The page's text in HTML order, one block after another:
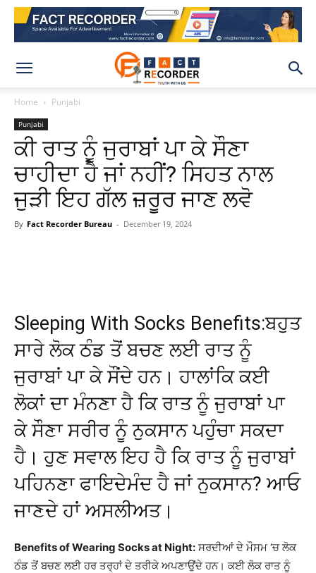
Home Punjabi
Punjabi
ਕੀ ਰਾਤ ਨੂੰ ਜੁਰਾਬਾਂ ਪਾ ਕੇ ਸੌਣਾ
ਚਾਹੀਦਾ ਹੈ ਜਾਂ ਨਹੀਂ? ਸਿਹਤ ਨਾਲ
ਜੁੜੀ ਇਹ ਗੱਲ ਜ਼ਰੂਰ ਜਾਣ ਲਵੋ
By Fact Recorder Bureau - December 19, 2024
Sleeping With Socks Benefits:ਬਹੁਤ
ਸਾਰੇ ਲੋਕ ਠੰਡ ਤੋਂ ਬਚਣ ਲਈ ਰਾਤ ਨੂੰ
ਜੁਰਾਬਾਂ ਪਾ ਕੇ ਸੌਂਦੇ ਹਨ। ਹਾਲਾਂਕਿ ਕਈ
ਲੋਕਾਂ ਦਾ ਮੰਨਣਾ ਹੈ ਕਿ ਰਾਤ ਨੂੰ ਜੁਰਾਬਾਂ ਪਾ
ਕੇ ਸੌਣਾ ਸਰੀਰ ਨੂੰ ਨੁਕਸਾਨ ਪਹੁੰਚਾ ਸਕਦਾ
ਹੈ। ਹੁਣ ਸਵਾਲ ਇਹ ਹੈ ਕਿ ਰਾਤ ਨੂੰ ਜੁਰਾਬਾਂ
ਪਹਿਨਣਾ ਫਾਇਦੇਮੰਦ ਹੈ ਜਾਂ ਨੁਕਸਾਨ? ਆਓ
ਜਾਣਦੇ ਹਾਂ ਅਸਲੀਅਤ।
Benefits of Wearing Socks at Night: ਸਰਦੀਆਂ ਦੇ ਮੌਸਮ ‘ਚ ਲੋਕ
ਠੰਡ ਤੋਂ ਬਚਣ ਲਈ ਹਰ ਤਰ੍ਹਾਂ ਦੇ ਤਰੀਕੇ ਅਪਣਾਉਂਦੇ ਹਨ। ਕਈ ਲੋਕ ਰਾਤ ਨੂੰ